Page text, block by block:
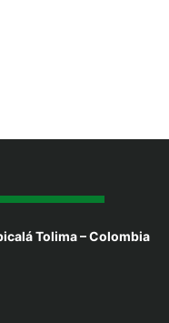
Tolima – Colombia